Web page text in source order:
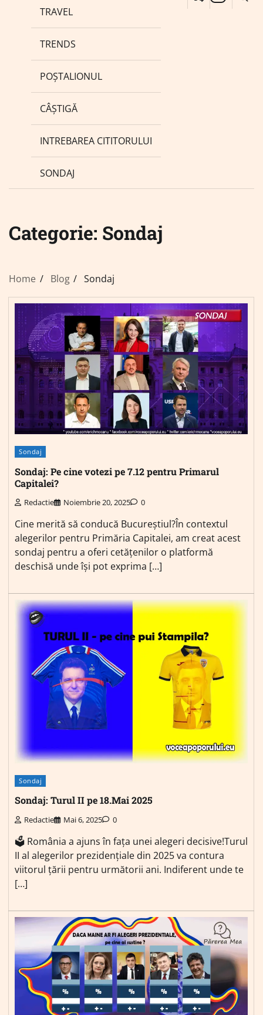
TRAVEL
TRENDS
POȘTALIONUL
CÂȘTIGĂ
INTREBAREA CITITORULUI
SONDAJ
Categorie: Sondaj
Home Blog Sondaj
Sondaj
Sondaj: Pe cine votezi pe 7.12 pentru Primarul
Capitalei?
Redactie Noiembrie 20, 2025 0
Cine merită să conducă Bucureștiul?În contextul
alegerilor pentru Primăria Capitalei, am creat acest
sondaj pentru a oferi cetățenilor o platformă
deschisă unde își pot exprima […]
Sondaj
Sondaj: Turul II pe 18.Mai 2025
Redactie Mai 6, 2025 0
🗳️ România a ajuns în fața unei alegeri decisive!Turul
II al alegerilor prezidențiale din 2025 va contura
viitorul țării pentru următorii ani. Indiferent unde te
[…]